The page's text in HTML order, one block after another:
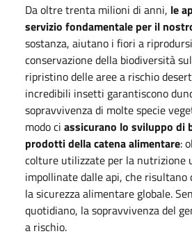
Da oltre trenta milioni di anni, le
servizio fondamentale per il
sostanza, aiutano i fiori a
conservazione della biodiversità
ripristino delle aree a rischio
incredibili insetti garantiscono
sopravvivenza di molte specie
modo ci assicurano lo sviluppo di
prodotti della catena alimentare:
colture utilizzate per la nutrizione
impollinate dalle api, che risultano
la sicurezza alimentare globale.
quotidiano, la sopravvivenza del
a rischio.